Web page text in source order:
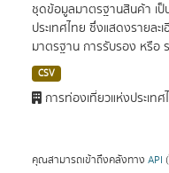
ชุดข้อมูลมาตรฐานสินค้า เ
ประเทศไทย ซึ่งแสดงรายละ
มาตรฐาน การรับรอง หรือ
CSV
การท่องเที่ยวแห่งประเทศ
คุณสามารถเข้าถึงคลังทาง API